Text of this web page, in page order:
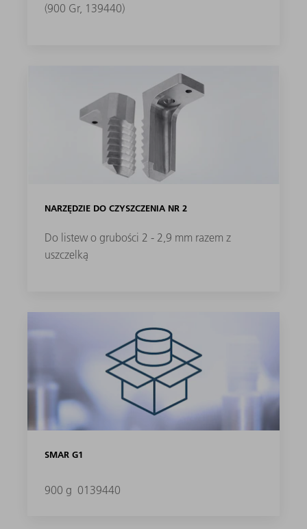
(900 Gr, 139440)
NARZĘDZIE DO CZYSZCZENIA NR 2
Do listew o grubości 2 - 2,9 mm razem z
uszczelką
SMAR G1
900 g 0139440